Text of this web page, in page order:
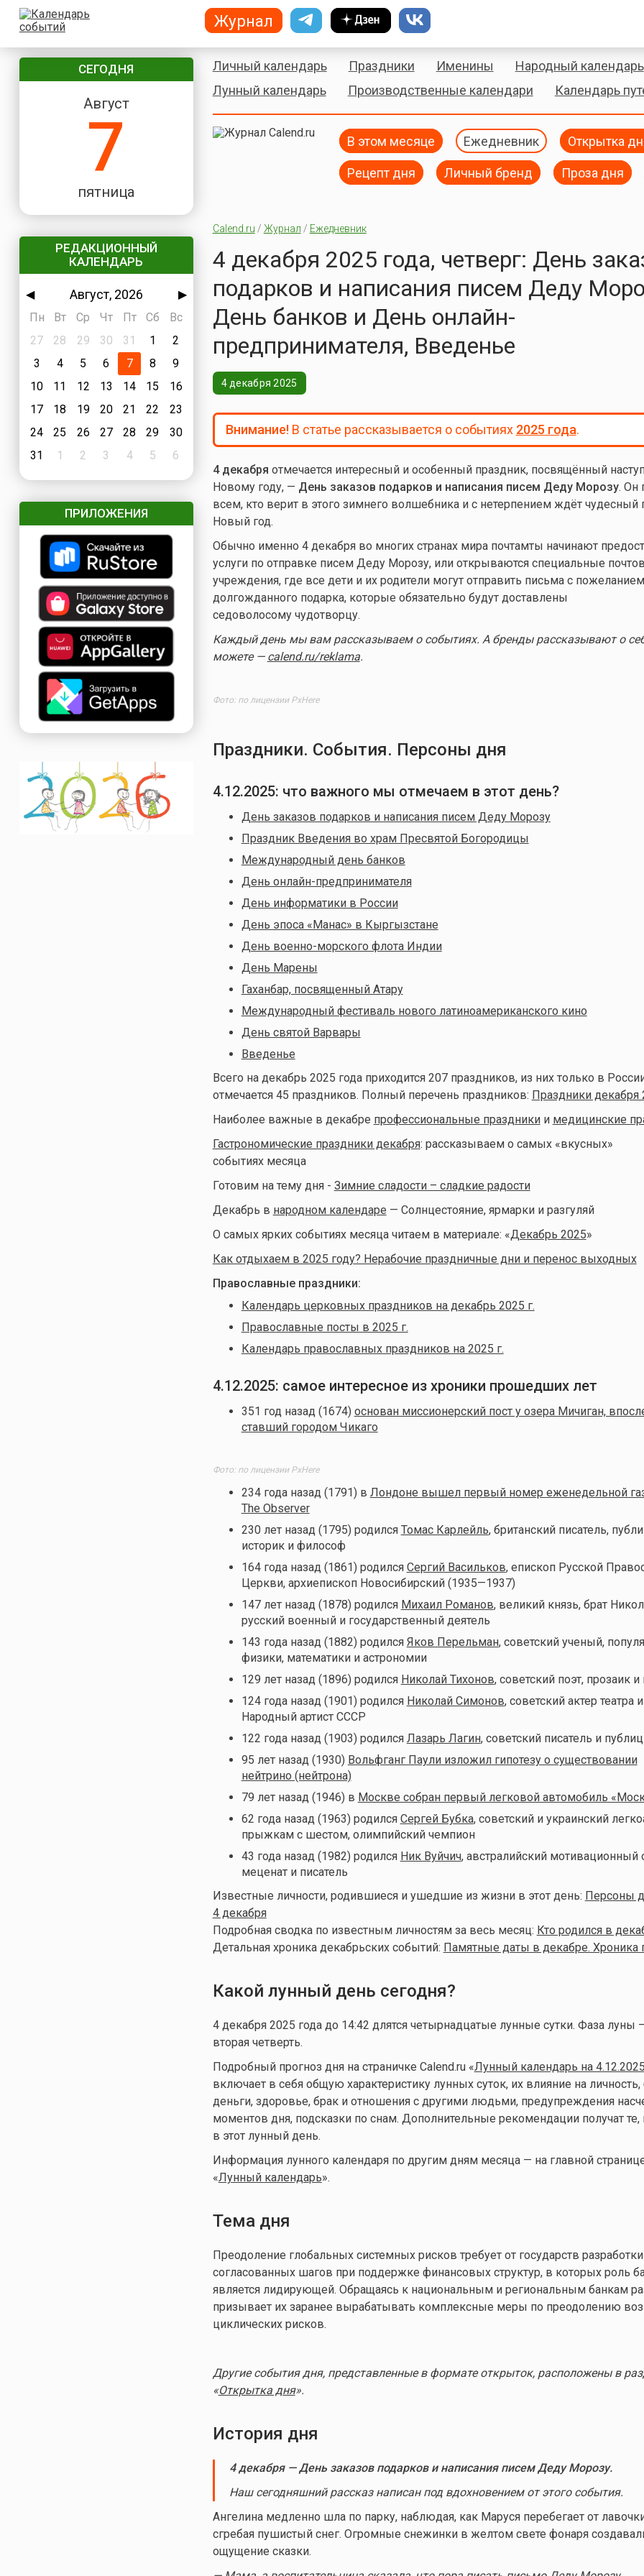
СЕГОДНЯ
Август
7
пятница
РЕДАКЦИОННЫЙ
КАЛЕНДАРЬ
◀ Август, 2026
▶
Пн
Вт Ср Чт Пт Сб
Вс
27
28 29 30 31 1
2
3
4 5 6 7 8
9
10
11 12 13 14 15
16
17
18 19 20 21 22
23
24
25 26 27 28 29
30
31
1 2 3 4 5 6
ПРИЛОЖЕНИЯ
Личный календарь Праздники Именины Народный календарь
Лунный календарь
Производственные календари Календарь
В этом месяце Ежедневник Открытка
Рецепт дня Личный бренд Проза дня
Calend.ru / Журнал / Ежедневник
4 декабря 2025 года, четверг: День
подарков и написания писем Деду
День банков и День онлайн-
предпринимателя, Введенье
4 декабря 2025
Внимание!В статье рассказывается о событиях 2025 года.
4 декабря отмечается интересный и особенный праздник, посвящённый
Новому году, — День заказов подарков и написания писем Деду Морозу. Он
всем, кто верит в этого зимнего волшебника и с нетерпением ждёт чудесный
Новый год.
Обычно именно 4 декабря во многих странах мира почтамты начинают
услуги по отправке писем Деду Морозу, или открываются специальные
учреждения, где все дети и их родители могут отправить письма с пожеланием
долгожданного подарка, которые обязательно будут доставлены
седоволосому чудотворцу.
Каждый день мы вам рассказываем о событиях. А бренды рассказывают о
можете — calend.ru/reklama.
Фото: по лицензии PxHere
Праздники. События. Персоны дня
4.12.2025: что важного мы отмечаем в этот день?
День заказов подарков и написания писем Деду Морозу
Праздник Введения во храм Пресвятой Богородицы
Международный день банков
День онлайн-предпринимателя
День информатики в России
День эпоса «Манас» в Кыргызстане
День военно-морского флота Индии
День Марены
Гаханбар, посвященный Атару
Международный фестиваль нового латиноамериканского кино
День святой Варвары
Введенье
Всего на декабрь 2025 года приходится 207 праздников, из них только в
отмечается 45 праздников. Полный перечень праздников: Праздники декабря
Наиболее важные в декабре профессиональные праздникии медицинские
Гастрономические праздники декабря: рассказываем о самых «вкусных»
событиях месяца
Готовим на тему дня - Зимние сладости – сладкие радости
Декабрь в народном календаре — Солнцестояние, ярмарки и разгуляй
О самых ярких событиях месяца читаем в материале: «Декабрь 2025»
Как отдыхаем в 2025 году? Нерабочие праздничные дни и перенос выходных
Православные праздники:
Календарь церковных праздников на декабрь 2025 г.
Православные посты в 2025 г.
Календарь православных праздников на 2025 г.
4.12.2025: самое интересное из хроники прошедших лет
351 год назад (1674) основан миссионерский пост у озера Мичиган,
ставший городом Чикаго
Фото: по лицензии PxHere
234 года назад (1791) в Лондоне вышел первый номер еженедельной
The Observer
230 лет назад (1795) родился Томас Карлейль, британский писатель,
историк и философ
164 года назад (1861) родился Сергий Васильков, епископ Русской
Церкви, архиепископ Новосибирский (1935—1937)
147 лет назад (1878) родился Михаил Романов, великий князь, брат
русский военный и государственный деятель
143 года назад (1882) родился Яков Перельман, советский ученый,
физики, математики и астрономии
129 лет назад (1896) родился Николай Тихонов, советский поэт, прозаик
124 года назад (1901) родился Николай Симонов, советский актер театра
Народный артист СССР
122 года назад (1903) родился Лазарь Лагин, советский писатель и
95 лет назад (1930) Вольфганг Паули изложил гипотезу о существовании
нейтрино (нейтрона)
79 лет назад (1946) в Москве собран первый легковой автомобиль
62 года назад (1963) родился Сергей Бубка, советский и украинский
прыжкам с шестом, олимпийский чемпион
43 года назад (1982) родился Ник Вуйчич, австралийский мотивационный
меценат и писатель
Известные личности, родившиеся и ушедшие из жизни в этот день: Персоны
4 декабря
Подробная сводка по известным личностям за весь месяц: Кто родился в
Детальная хроника декабрьских событий: Памятные даты в декабре. Хроника
Какой лунный день сегодня?
4 декабря 2025 года до 14:42 длятся четырнадцатые лунные сутки. Фаза луны
вторая четверть.
Подробный прогноз дня на страничке Calend.ru «Лунный календарь на 4.12.2025
включает в себя общую характеристику лунных суток, их влияние на личность,
деньги, здоровье, брак и отношения с другими людьми, предупреждения
моментов дня, подсказки по снам. Дополнительные рекомендации получат те,
в этот лунный день.
Информация лунного календаря по другим дням месяца — на главной
«Лунный календарь».
Тема дня
Преодоление глобальных системных рисков требует от государств разработки
согласованных шагов при поддержке финансовых структур, в которых роль
является лидирующей. Обращаясь к национальным и региональным банкам
призывает их заранее вырабатывать комплексные меры по преодолению
циклических рисков.
Другие события дня, представленные в формате открыток, расположены в
«Открытка дня».
История дня
4 декабря — День заказов подарков и написания писем Деду Морозу.
Наш сегодняшний рассказ написан под вдохновением от этого события.
Ангелина медленно шла по парку, наблюдая, как Маруся перебегает от
сгребая пушистый снег. Огромные снежинки в желтом свете фонаря
ощущение сказки.
Журнал